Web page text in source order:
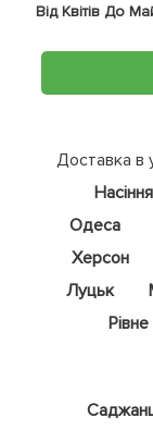
Від Квітів До
Доставка в
Одеса
Херсон
Луцьк
Рівне